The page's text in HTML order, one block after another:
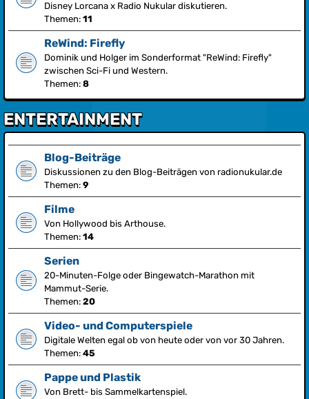
Disney Lorcana x Radio Nukular diskutieren.
Themen: 11
ReWind: Firefly
Dominik und Holger im Sonderformat "ReWind: Firefly"
zwischen Sci-Fi und Western.
Themen: 8
ENTERTAINMENT
Blog-Beiträge
Diskussionen zu den Blog-Beiträgen von radionukular.de
Themen: 9
Filme
Von Hollywood bis Arthouse.
Themen: 14
Serien
20-Minuten-Folge oder Bingewatch-Marathon mit
Mammut-Serie.
Themen: 20
Video- und Computerspiele
Digitale Welten egal ob von heute oder von vor 30 Jahren.
Themen: 45
Pappe und Plastik
Von Brett- bis Sammelkartenspiel.